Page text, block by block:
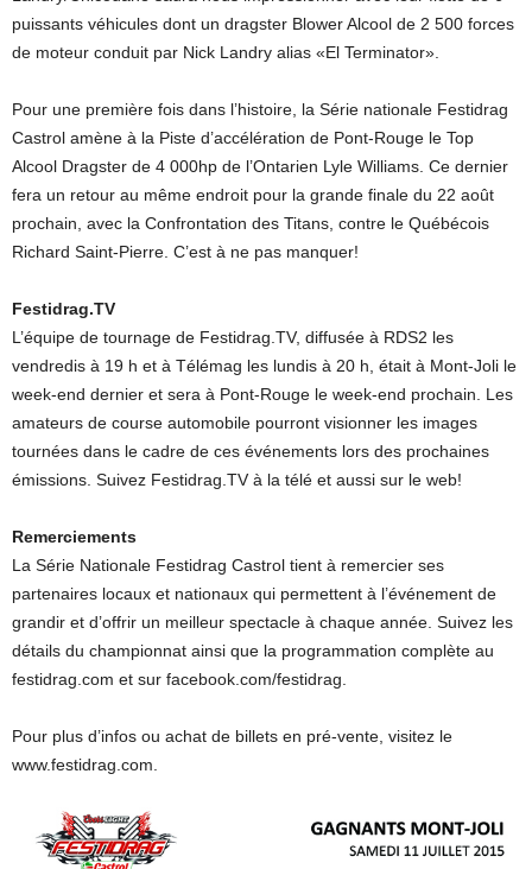
puissants véhicules dont un dragster Blower Alcool de 2 500 forces
de moteur conduit par Nick Landry alias «El Terminator».
Pour une première fois dans l’histoire, la Série nationale Festidrag
Castrol amène à la Piste d’accélération de Pont-Rouge le Top
Alcool Dragster de 4 000hp de l’Ontarien Lyle Williams. Ce dernier
fera un retour au même endroit pour la grande finale du 22 août
prochain, avec la Confrontation des Titans, contre le Québécois
Richard Saint-Pierre. C’est à ne pas manquer!
Festidrag.TV
L’équipe de tournage de Festidrag.TV, diffusée à RDS2 les
vendredis à 19 h et à Télémag les lundis à 20 h, était à Mont-Joli le
week-end dernier et sera à Pont-Rouge le week-end prochain. Les
amateurs de course automobile pourront visionner les images
tournées dans le cadre de ces événements lors des prochaines
émissions. Suivez Festidrag.TV à la télé et aussi sur le web!
Remerciements
La Série Nationale Festidrag Castrol tient à remercier ses
partenaires locaux et nationaux qui permettent à l’événement de
grandir et d’offrir un meilleur spectacle à chaque année. Suivez les
détails du championnat ainsi que la programmation complète au
festidrag.com et sur facebook.com/festidrag.
Pour plus d’infos ou achat de billets en pré-vente, visitez le
www.festidrag.com.